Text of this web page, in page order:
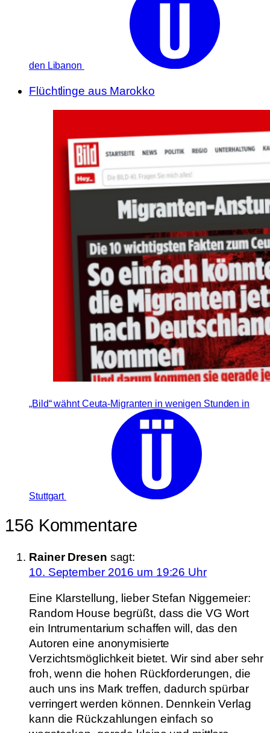
den Libanon
Flüchtlinge aus Marokko
„Bild“ wähnt Ceuta-Migranten in wenigen Stunden in
Stuttgart
156 Kommentare
Rainer Dresen sagt:
10. September 2016 um 19:26 Uhr
Eine Klarstellung, lieber Stefan Niggemeier:
Random House begrüßt, dass die VG Wort
ein Intrumentarium schaffen will, das den
Autoren eine anonymisierte
Verzichtsmöglichkeit bietet. Wir sind aber sehr
froh, wenn die hohen Rückforderungen, die
auch uns ins Mark treffen, dadurch spürbar
verringert werden können. Dennkein Verlag
kann die Rückzahlungen einfach so